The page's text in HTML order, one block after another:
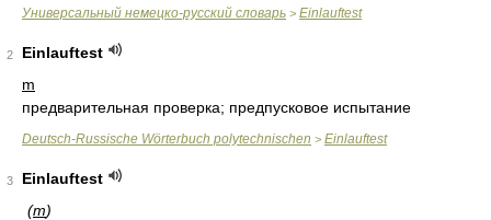
Универсальный немецко-русский словарь > Einlauftest
2
Einlauftest
m
предварительная проверка; предпусковое испытание
Deutsch-Russische Wörterbuch polytechnischen > Einlauftest
3
Einlauftest
(m)